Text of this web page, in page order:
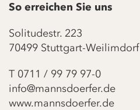
So erreichen Sie uns
Solitudestr. 223
70499 Stuttgart-Weilimdorf
T 0711 / 99 79 97-0
info@mannsdoerfer.de
www.mannsdoerfer.de